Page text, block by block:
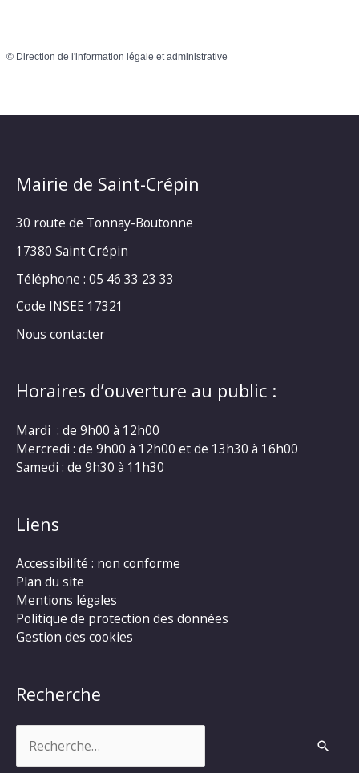
© Direction de l'information légale et administrative
Mairie de Saint-Crépin
30 route de Tonnay-Boutonne
17380 Saint Crépin
Téléphone : 05 46 33 23 33
Code INSEE 17321
Nous contacter
Horaires d’ouverture au public :
Mardi : de 9h00 à 12h00
Mercredi : de 9h00 à 12h00 et de 13h30 à 16h00
Samedi : de 9h30 à 11h30
Liens
Accessibilité : non conforme
Plan du site
Mentions légales
Politique de protection des données
Gestion des cookies
Recherche